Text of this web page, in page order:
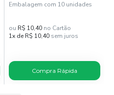
Embalagem com 10 unidades
ou R$ 10,40 no Cartão
1x de R$ 10,40 sem juros
Compra Rápida